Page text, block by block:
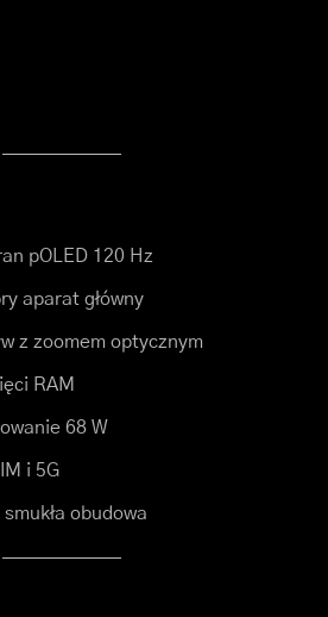
pOLED 120 Hz
aparat główny
z zoomem optycznym
RAM
68 W
i 5G
obudowa